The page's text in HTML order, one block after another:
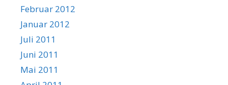
Februar 2012
Januar 2012
Juli 2011
Juni 2011
Mai 2011